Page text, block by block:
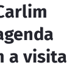
a visita